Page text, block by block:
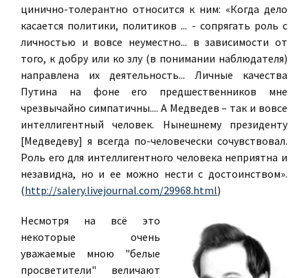
цинично-толерантно относится к ним: «Когда дело
касается политики, политиков ... - сопрягать роль с
личностью и вовсе неуместно... в зависимости от
того, к добру или ко злу (в понимании наблюдателя)
направлена их деятельность... Личные качества
Путина на фоне его предшественников мне
чрезвычайно симпатичны.... А Медведев – так и вовсе
интеллигентный человек. Нынешнему президенту
[Медведеву] я всегда по-человечески сочувствовал.
Роль его для интеллигентного человека неприятна и
незавидна, но и ее можно нести с достоинством».
(http://salery.livejournal.com/29968.html)
Несмотря на всё это
некоторые очень
уважаемые мною "белые
просветители" величают